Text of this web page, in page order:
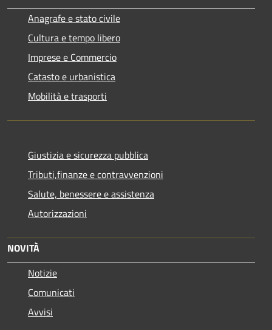
Anagrafe e stato civile
Cultura e tempo libero
Imprese e Commercio
Catasto e urbanistica
Mobilità e trasporti
Giustizia e sicurezza pubblica
Tributi,finanze e contravvenzioni
Salute, benessere e assistenza
Autorizzazioni
NOVITÀ
Notizie
Comunicati
Avvisi